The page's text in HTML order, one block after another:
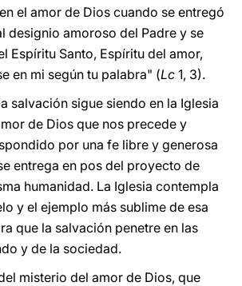
el amor de Dios cuando se entregó
designio amoroso del Padre y se
Espíritu Santo, Espíritu del amor,
en mi según tu palabra" (Lc 1, 3).
salvación sigue siendo en la Iglesia
de Dios que nos precede y
por una fe libre y generosa
entrega en pos del proyecto de
humanidad. La Iglesia contempla
y el ejemplo más sublime de esa
que la salvación penetre en las
y de la sociedad.
misterio del amor de Dios, que